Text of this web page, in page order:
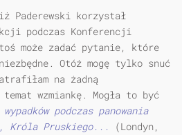
iż Paderewski korzystał
podczas Konferencji
może zadać pytanie, które
Otóż mogę tylko snuć
na żadną
temat wzmiankę. Mogła to być
podczas panowania
Króla Pruskiego...
(Londyn,